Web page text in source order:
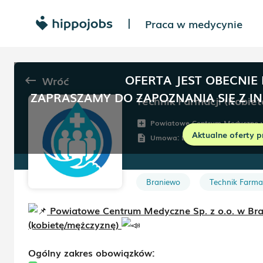
| Praca w medycynie
OFERTA JEST
ZAPRASZAMY DO ZAPOZNANIA SIĘ Z
Aktualne oferty
keyboard_backspace Wróć
Technik Farmacji
add_box Powiatowe Centrum Medyczne
description Umowa: Dowolna
Braniewo Technik
Powiatowe Centrum Medyczne Sp. z o.o. w
(kobietę/mężczyznę)
Ogólny zakres obowiązków: